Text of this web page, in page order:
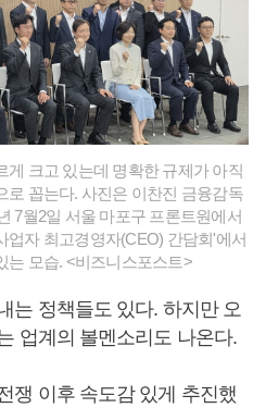
크고 있는데 명확한 규제가 아직
로 꼽는다. 사진은 이찬진 금융감독
7월2일 서울 마포구 프론트원에서
업자 최고경영자(CEO) 간담회'에서
는 모습. <비즈니스포스트>
는 정책들도 있다. 하지만 오
업계의 볼멘소리도 나온다.
쟁 이후 속도감 있게 추진했